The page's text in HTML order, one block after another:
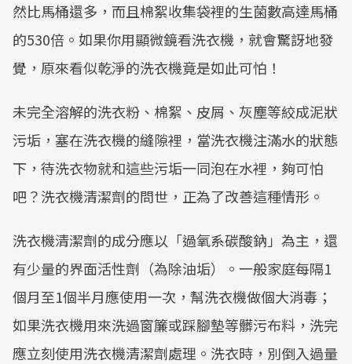
然比馬桶還多，而且棉絮收集袋裡的生菌數高達馬桶
的530倍。如果你用顯微鏡看洗衣機，就會驚訝地發
覺，原來看似乾淨的洗衣機竟是如此可怕！
未完全溶解的洗衣粉、棉絮、皮屑、灰塵等絞成泥狀
污垢，塞在洗衣機的縫隙裡，當洗衣機注滿水的狀態
下，待洗衣物就和這些污垢一同泡在水裡，夠可怕
吧？洗衣機清潔劑的問世，正為了改善這種情形。
洗衣機清潔劑的成分應以「過氧系碳酸鈉」為主，還
有少量的界面活性劑（為除油垢）。一般家庭每隔1
個月至1個半月應使用一次，幫洗衣機做個大消毒；
如果洗衣機用來洗過窗簾或踩腳墊等髒污布料，洗完
應立刻使用洗衣機清潔劑處理。洗衣時，別倒入過量